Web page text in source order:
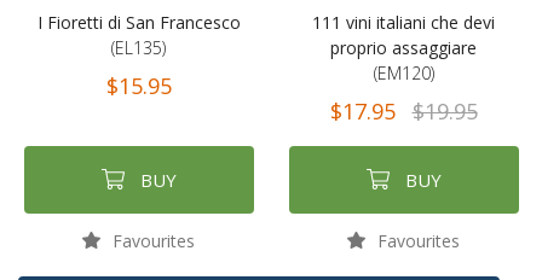
I Fioretti di San Francesco
(EL135)
$15.95
BUY
Favourites
111 vini italiani che devi
proprio assaggiare
(EM120)
$17.95 $19.95
BUY
Favourites